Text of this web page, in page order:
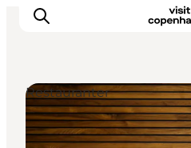
This is Copenhagen
Restauranter